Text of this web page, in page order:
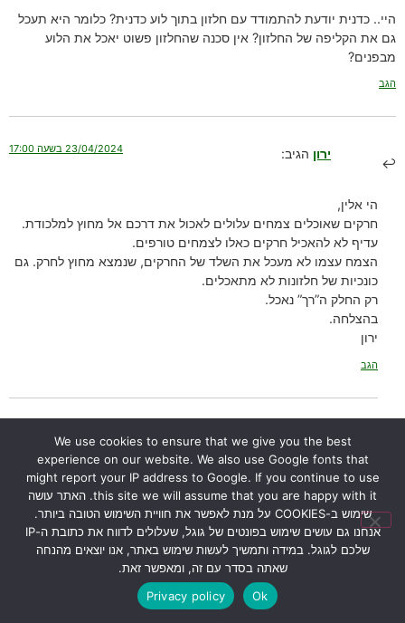
היי.. כדנית יודעת להתמודד עם חלזון בתוך לוע כדנית? כלומר היא תעכל
גם את הקליפה של החלזון? אין סכנה שהחלזון פשוט יאכל את הלוע
מבפנים?
הגב
ירון הגיב: 23/04/2024 בשעה 17:00
הי אלין,
חרקים שאוכלים צמחים עלולים לאכול את דרכם אל מחוץ למלכודת.
עדיף לא להאכיל חרקים כאלו לצמחים טורפים.
הצמח עצמו לא מעכל את השלד של החרקים, שנמצא מחוץ לחרק. גם
כונכיות של חלזונות לא מתאכלים.
רק החלק ה”רך” נאכל.
בהצלחה.
ירון
הגב
יפית אתגר הגיב:
קבלתי מתנה ניראה לי כדנית עם מים מזוקקים ותולעי דם קפואים יופי
טופי אבל לא הסבירו לי כלום עליה השמח ליעוץ אני יודעת שאפשר לגדל
אותה בבית אבל לא אמרו לי כלום עליה
We use cookies to ensure that we give you the best
experience on our website. We also use Google fonts that
might report your IP address to Google. If you continue to use
this site we will assume that you are happy with it. האתר עושה
שימוש ב-COOKIES על מנת לאפשר את חוויית השימוש הטובה ביותר.
אנחנו גם עושים שימוש בפונטים של גוגל, שעלולים לדווח את כתובת ה-IP
שלכם לגוגל. במידה ותמשיך לעשות שימוש באתר, אנו יוצאים מהנחה
שאתה בסדר עם זה, ומאפשר זאת.
Ok
Privacy policy